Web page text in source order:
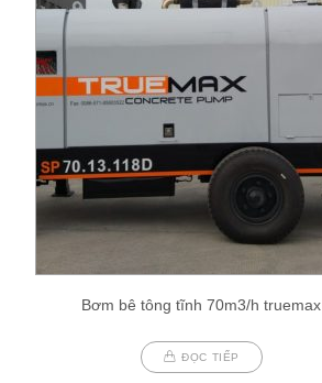
Bơm bê tông tĩnh 70m3/h truemax
ĐỌC TIẾP